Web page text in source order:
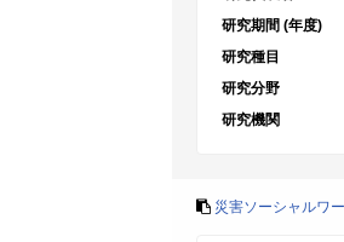
研究期間 (年度)
研究種目
研究分野
研究機関
災害ソーシャルワ